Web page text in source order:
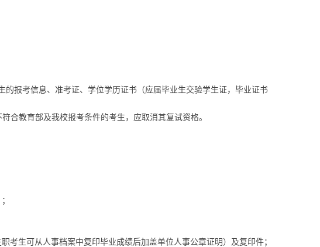
报考信息、准考证、学位学历证书（应届毕业生交验学生证，毕业证书
合教育部及我校报考条件的考生，应取消其复试资格。
考生可从人事档案中复印毕业成绩后加盖单位人事公章证明）及复印件；